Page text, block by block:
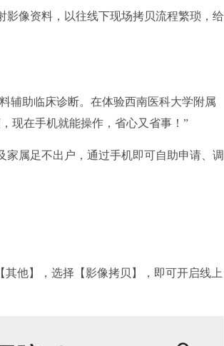
像资料，以往线下现场拷贝流程繁琐，给
助临床诊断。在体验西南医科大学附属
现在手机就能操作，省心又省事！”
属足不出户，通过手机即可自助申请、调
他】，选择【影像拷贝】，即可开启线上